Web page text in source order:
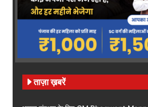
ताज़ा ख़बरें